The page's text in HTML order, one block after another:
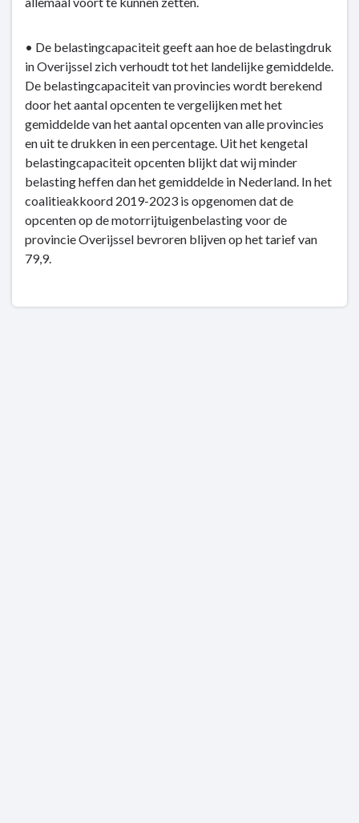
• De belastingcapaciteit geeft aan hoe de belastingdruk
in Overijssel zich verhoudt tot het landelijke gemiddelde.
De belastingcapaciteit van provincies wordt berekend
door het aantal opcenten te vergelijken met het
gemiddelde van het aantal opcenten van alle provincies
en uit te drukken in een percentage. Uit het kengetal
belastingcapaciteit opcenten blijkt dat wij minder
belasting heffen dan het gemiddelde in Nederland. In het
coalitieakkoord 2019-2023 is opgenomen dat de
opcenten op de motorrijtuigenbelasting voor de
provincie Overijssel bevroren blijven op het tarief van
79,9.